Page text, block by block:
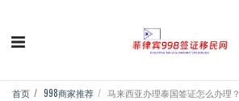
首页 998商家推荐 马来西亚办理泰国签证怎么办理？